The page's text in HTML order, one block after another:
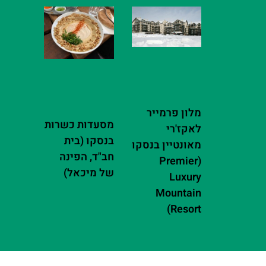
מלון פרמייר
לאקז'רי
מאונטיין בנסקו
(Premier
Luxury
Mountain
Resort)
מסעדות כשרות
בנסקו (בית
חב"ד, הפינה
של מיכאל)